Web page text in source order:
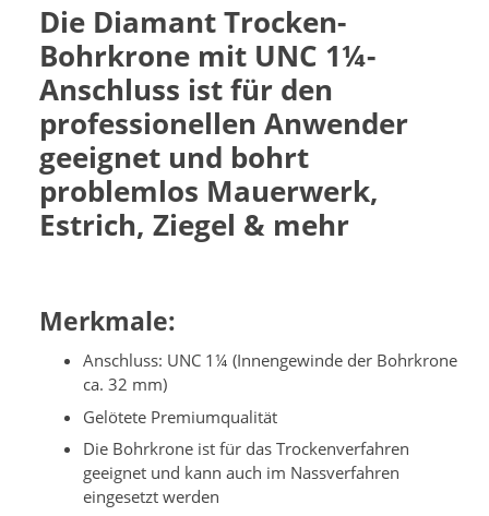
Die Diamant Trocken-
Bohrkrone mit UNC 1¼-
Anschluss ist für den
professionellen Anwender
geeignet und bohrt
problemlos Mauerwerk,
Estrich, Ziegel & mehr
Merkmale:
Anschluss: UNC 1¼ (Innengewinde der Bohrkrone
ca. 32 mm)
Gelötete Premiumqualität
Die Bohrkrone ist für das Trockenverfahren
geeignet und kann auch im Nassverfahren
eingesetzt werden